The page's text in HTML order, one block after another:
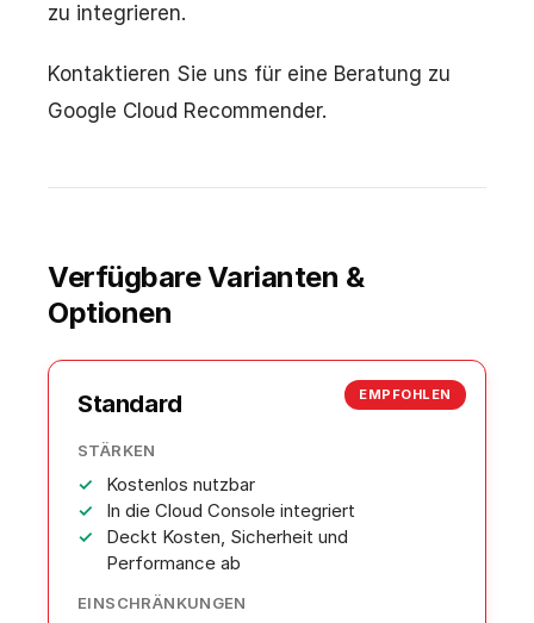
zu integrieren.
Kontaktieren Sie uns für eine Beratung zu
Google Cloud Recommender.
Verfügbare Varianten &
Optionen
EMPFOHLEN
Standard
STÄRKEN
Kostenlos nutzbar
In die Cloud Console integriert
Deckt Kosten, Sicherheit und
Performance ab
EINSCHRÄNKUNGEN